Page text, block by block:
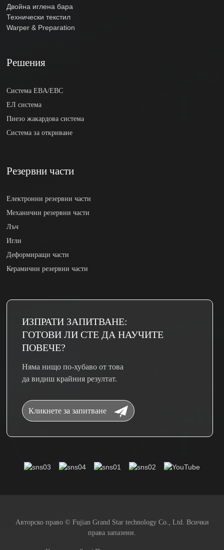
Двойна иглена бара
Технически текстил
Warper & Preparation
Решения
Система EBA/EBC
ЕЛ система
Пиезо жакардова система
Система за откриване
Резервни части
Електронни резервни части
Механични резервни части
Лъч
Игли
Деформиращи части
Керамични резервни части
ИЗПРАТИ ЗАПИТВАНЕ:
ГОТОВИ ЛИ СТЕ ДА НАУЧИТЕ
ПОВЕЧЕ?
Няма нищо по-хубаво от това
да видиш крайния резултат.
Кликнете за запитване
Авторско право © Fujian Grand Star technology Co., Ltd. Всички
права запазени.